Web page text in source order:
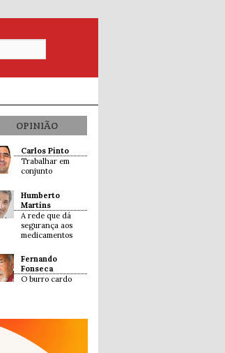
OPINIÃO
Carlos Pinto
Trabalhar em
conjunto
Humberto
Martins
A rede que dá
segurança aos
medicamentos
Fernando
Fonseca
O burro cardo